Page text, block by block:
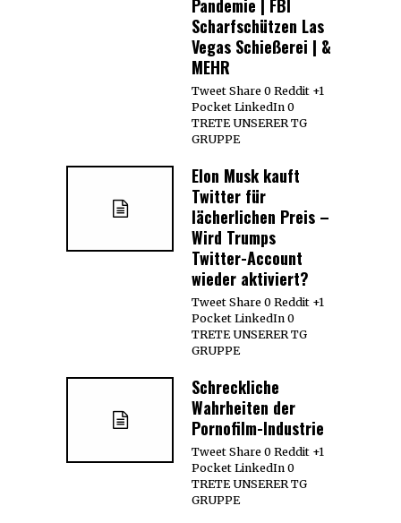
Pandemie | FBI
Scharfschützen Las
Vegas Schießerei | &
MEHR
Tweet Share 0 Reddit +1
Pocket LinkedIn 0
TRETE UNSERER TG
GRUPPE
Elon Musk kauft
Twitter für
lächerlichen Preis –
Wird Trumps
Twitter-Account
wieder aktiviert?
Tweet Share 0 Reddit +1
Pocket LinkedIn 0
TRETE UNSERER TG
GRUPPE
Schreckliche
Wahrheiten der
Pornofilm-Industrie
Tweet Share 0 Reddit +1
Pocket LinkedIn 0
TRETE UNSERER TG
GRUPPE